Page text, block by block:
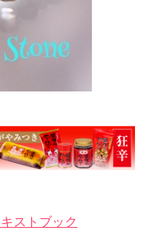
ストブック